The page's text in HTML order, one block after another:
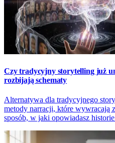
Czy tradycyjny storytelling już
rozbijają schematy
Alternatywa dla tradycyjnego
metody narracji, które wywracają
sposób, w jaki opowiadasz